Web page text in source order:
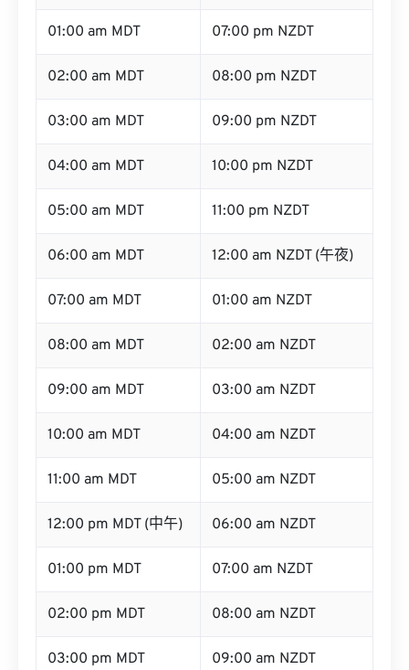
01:00 am MDT 07:00 pm NZDT
02:00 am MDT 08:00 pm NZDT
03:00 am MDT 09:00 pm NZDT
04:00 am MDT 10:00 pm NZDT
05:00 am MDT 11:00 pm NZDT
06:00 am MDT 12:00 am NZDT (午夜)
07:00 am MDT 01:00 am NZDT
08:00 am MDT 02:00 am NZDT
09:00 am MDT 03:00 am NZDT
10:00 am MDT 04:00 am NZDT
11:00 am MDT 05:00 am NZDT
12:00 pm MDT (中午) 06:00 am NZDT
01:00 pm MDT 07:00 am NZDT
02:00 pm MDT 08:00 am NZDT
03:00 pm MDT 09:00 am NZDT